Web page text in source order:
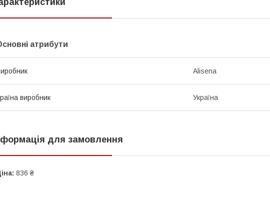
атрибути
Alisena
виробник Україна
для замовлення
836 ₴